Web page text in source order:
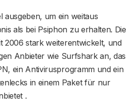
ausgeben, um ein weitaus
als bei Psiphon zu erhalten. Die
2006 stark weiterentwickelt, und
Anbieter wie Surfshark an, das
ein Antivirusprogramm und ein
in einem Paket für nur
.